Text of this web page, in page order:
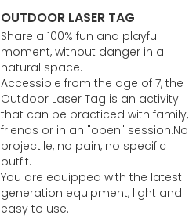
OUTDOOR LASER TAG
Share a 100% fun and playful
moment, without danger in a
natural space.
Accessible from the age of 7, the
Outdoor Laser Tag is an activity
that can be practiced with family,
friends or in an "open" session.No
projectile, no pain, no specific
outfit.
You are equipped with the latest
generation equipment, light and
easy to use.